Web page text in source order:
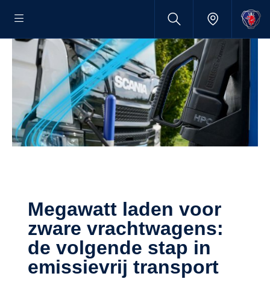
Megawatt laden voor
zware vrachtwagens:
de volgende stap in
emissievrij transport